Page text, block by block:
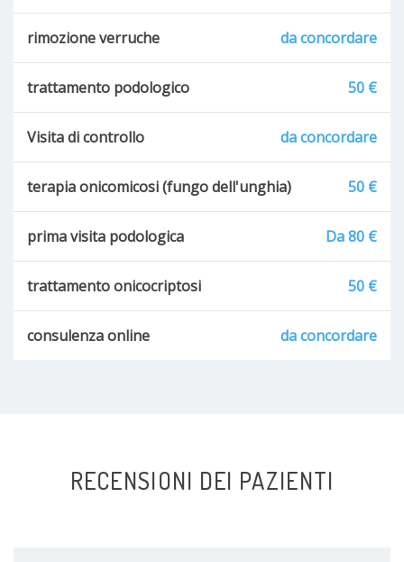
rimozione verruche da concordare
trattamento podologico 50 €
Visita di controllo da concordare
terapia onicomicosi (fungo dell'unghia) 50 €
prima visita podologica Da 80 €
trattamento onicocriptosi 50 €
consulenza online da concordare
RECENSIONI DEI PAZIENTI